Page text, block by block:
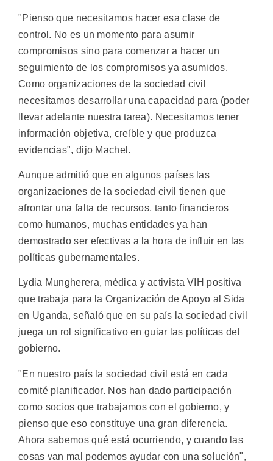
"Pienso que necesitamos hacer esa clase de
control. No es un momento para asumir
compromisos sino para comenzar a hacer un
seguimiento de los compromisos ya asumidos.
Como organizaciones de la sociedad civil
necesitamos desarrollar una capacidad para (poder
llevar adelante nuestra tarea). Necesitamos tener
información objetiva, creíble y que produzca
evidencias", dijo Machel.
Aunque admitió que en algunos países las
organizaciones de la sociedad civil tienen que
afrontar una falta de recursos, tanto financieros
como humanos, muchas entidades ya han
demostrado ser efectivas a la hora de influir en las
políticas gubernamentales.
Lydia Mungherera, médica y activista VIH positiva
que trabaja para la Organización de Apoyo al Sida
en Uganda, señaló que en su país la sociedad civil
juega un rol significativo en guiar las políticas del
gobierno.
"En nuestro país la sociedad civil está en cada
comité planificador. Nos han dado participación
como socios que trabajamos con el gobierno, y
pienso que eso constituye una gran diferencia.
Ahora sabemos qué está ocurriendo, y cuando las
cosas van mal podemos ayudar con una solución",